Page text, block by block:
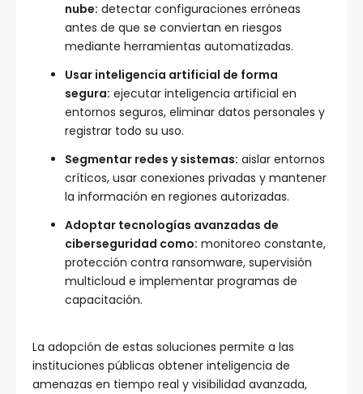
nube: detectar configuraciones erróneas
antes de que se conviertan en riesgos
mediante herramientas automatizadas.
Usar inteligencia artificial de forma
segura: ejecutar inteligencia artificial en
entornos seguros, eliminar datos personales y
registrar todo su uso.
Segmentar redes y sistemas: aislar entornos
críticos, usar conexiones privadas y mantener
la información en regiones autorizadas.
Adoptar tecnologías avanzadas de
ciberseguridad como: monitoreo constante,
protección contra ransomware, supervisión
multicloud e implementar programas de
capacitación.
La adopción de estas soluciones permite a las
instituciones públicas obtener inteligencia de
amenazas en tiempo real y visibilidad avanzada,